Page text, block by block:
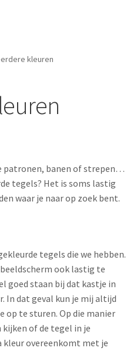
kleuren
patronen, banen of strepen…
tegels? Het is soms lastig
waar je naar op zoek bent.
tegels die we hebben.
ook lastig te
goed staan bij dat kastje in
In dat geval kun je mij altijd
op te sturen. Op die manier
of de tegel in je
kleur overeenkomt met je